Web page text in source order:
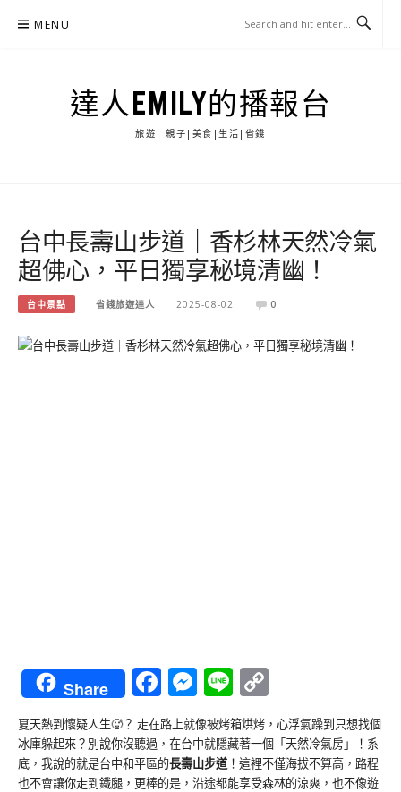
MENU
達人EMILY的播報台
旅遊| 親子|美食|生活|省錢
台中長壽山步道｜香杉林天然冷氣
超佛心，平日獨享秘境清幽！
台中景點 省錢旅遊達人 2025-08-02 0
Share Facebook
Messenger
Line
Link
夏天熱到懷疑人生🥵？ 走在路上就像被烤箱烘烤，心浮氣躁到只想找個
冰庫躲起來？別說你沒聽過，在台中就隱藏著一個「天然冷氣房」！系
底，我說的就是台中和平區的長壽山步道 ！這裡不僅海拔不算高，路程
也不會讓你走到鐵腿，更棒的是，沿途都能享受森林的涼爽，也不像遊